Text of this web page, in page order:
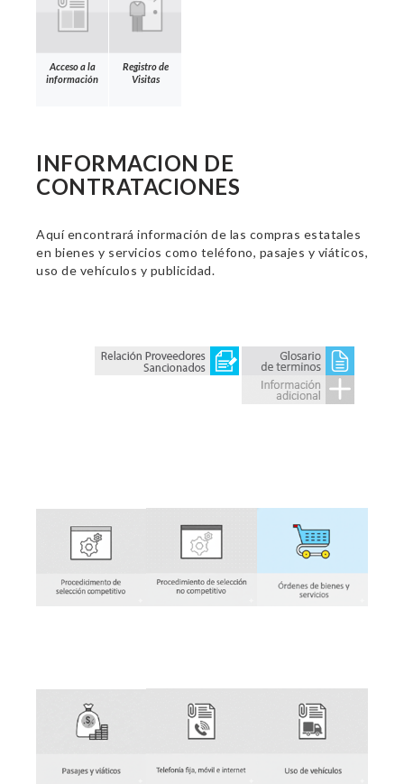
Acceso a la
información
Registro de
Visitas
INFORMACION DE
CONTRATACIONES
Aquí encontrará información de las compras estatales
en bienes y servicios como teléfono, pasajes y viáticos,
uso de vehículos y publicidad.